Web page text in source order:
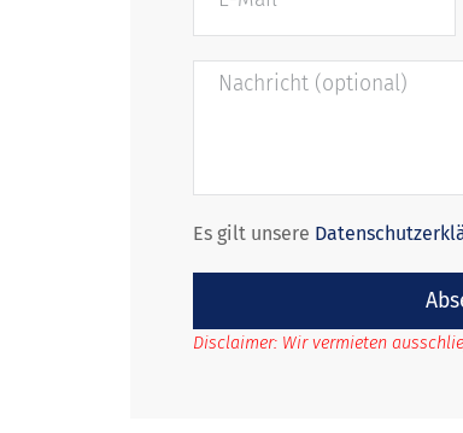
Es gilt unsere
Disclaimer: Wir vermieten